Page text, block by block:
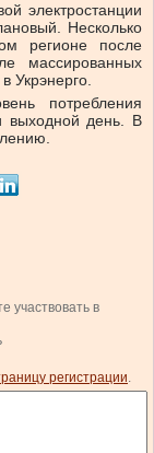
электростанции
Несколько
регионе после
массированных
Укрэнерго.
потребления
выходной день. В
участвовать в
регистрации.